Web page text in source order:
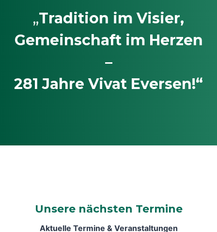
„Tradition im Visier,
Gemeinschaft im Herzen
–
281 Jahre Vivat Eversen!“
Unsere nächsten Termine
Aktuelle Termine & Veranstaltungen